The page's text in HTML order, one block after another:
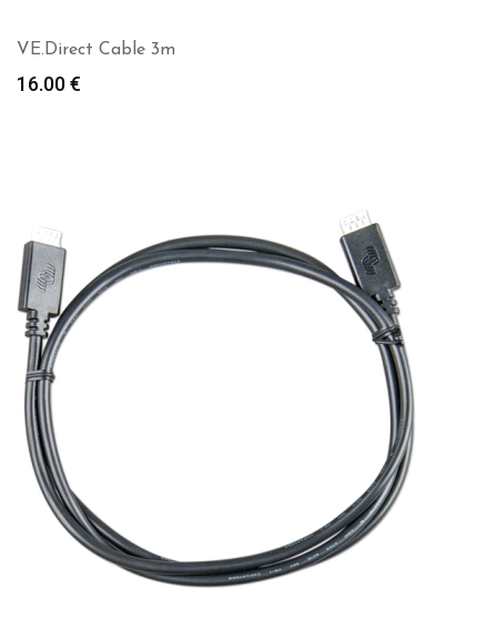
VE.Direct Cable 3m
16.00€